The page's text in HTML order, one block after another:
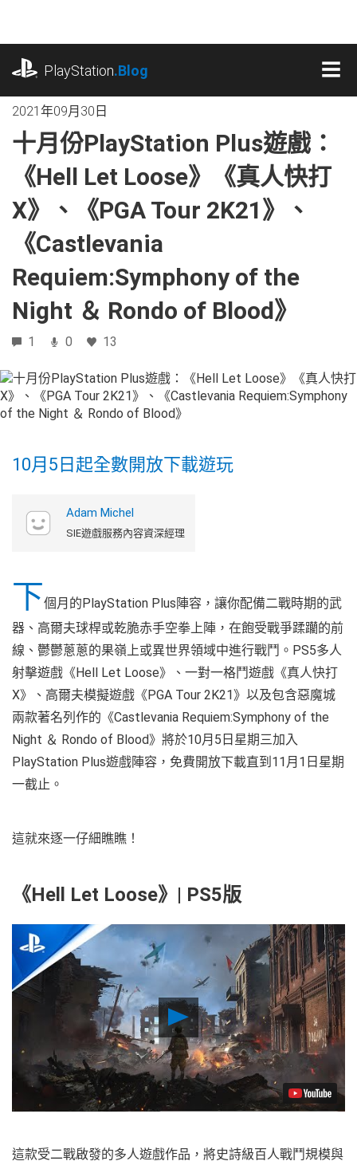
內
PlayStation.Blog
2021年09月30日
十月份PlayStation Plus遊戲：
《Hell Let Loose》《真人快打
X》、《PGA Tour 2K21》、
《Castlevania
Requiem:Symphony of the
Night ＆ Rondo of Blood》
1 0 13
10月5日起全數開放下載遊玩
Adam Michel
SIE遊戲服務內容資深經理
下個月的PlayStation Plus陣容，讓你配備二戰時期的武
器、高爾夫球桿或乾脆赤手空拳上陣，在飽受戰爭蹂躪的前
線、鬱鬱蔥蔥的果嶺上或異世界領域中進行戰鬥。PS5多人
射擊遊戲《Hell Let Loose》、一對一格鬥遊戲《真人快打
X》、高爾夫模擬遊戲《PGA Tour 2K21》以及包含惡魔城
兩款著名列作的《Castlevania Requiem:Symphony of the
Night ＆ Rondo of Blood》將於10月5日星期三加入
PlayStation Plus遊戲陣容，免費開放下載直到11月1日星期
一截止。
這就來逐一仔細瞧瞧！
《Hell Let Loose》| PS5版
Play
Video
這款受二戰啟發的多人遊戲作品，將史詩級百人戰鬥規模與